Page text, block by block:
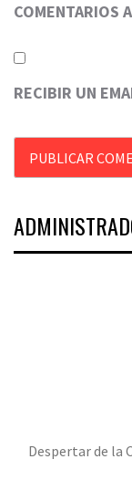
COMENTARIOS
RECIBIR UN
Despertar de la